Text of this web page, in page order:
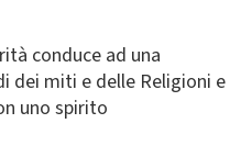
conduce ad una
dei miti e delle Religioni e
uno spirito